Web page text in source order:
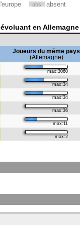
abs. absent
en Allemagne
Joueurs du même pays
(Allemagne)
max:3060
max:34
max:34
max:36
max:11
max:2